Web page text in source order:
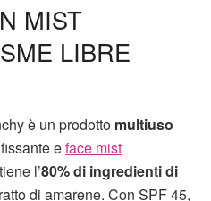
MIST
LIBRE
è un prodotto multiuso
eface mist
l’80% di ingredienti di
di amarene. Con SPF 45,